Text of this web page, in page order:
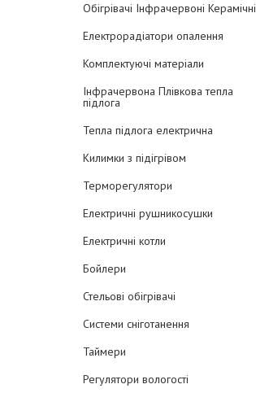
Обігрівачі Інфрачервоні Керамічні
Електрорадіатори опалення
Комплектуючі матеріали
Інфрачервона Плівкова тепла
підлога
Тепла підлога електрична
Килимки з підігрівом
Терморегулятори
Електричні рушникосушки
Електричні котли
Бойлери
Стельові обігрівачі
Системи сніготанення
Таймери
Регулятори вологості